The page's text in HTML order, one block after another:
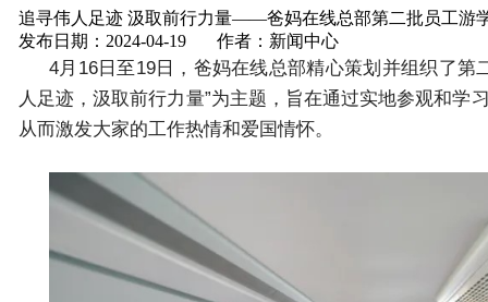
追寻伟人足迹 汲取前行力量——爸妈在线总部第二批员工游
发布日期：2024-04-19 作者：新闻中心
4月16日至19日，爸妈在线总部精心策划并组织了
人足迹，汲取前行力量”为主题，旨在通过实地参观和
从而激发大家的工作热情和爱国情怀。